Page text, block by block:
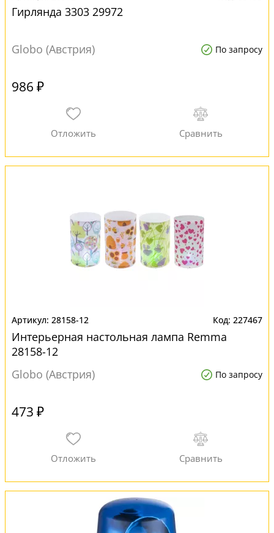
Гирлянда 3303 29972
Globo (Австрия) По запросу
986 ₽
28158-12 227467
Интерьерная настольная лампа Remma
28158-12
Globo (Австрия)
По запросу
473 ₽